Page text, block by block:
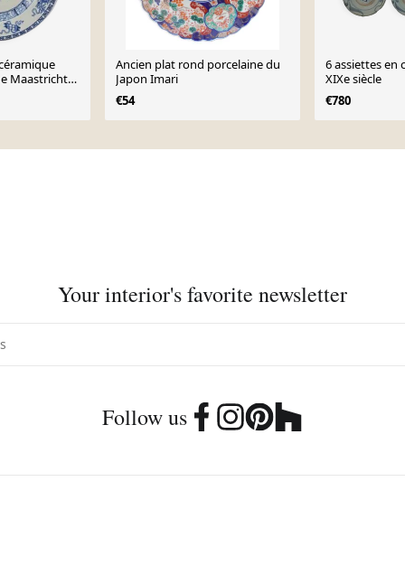
Maastricht
Ancien plat rond porcelaine du
Japon Imari
€54
6 assiettes en
XIXe siècle
€780
Your interior's favorite newsletter
Follow us